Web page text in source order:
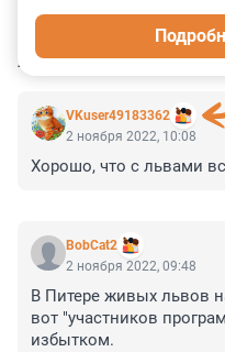
КОММЕНТАРИИ 3
VKuser49183362
2 ноября 2022, 10:08
Хорошо, что с львами
BobCat2
2 ноября 2022, 09:48
В Питере живых львов
вот "участников
избытком.